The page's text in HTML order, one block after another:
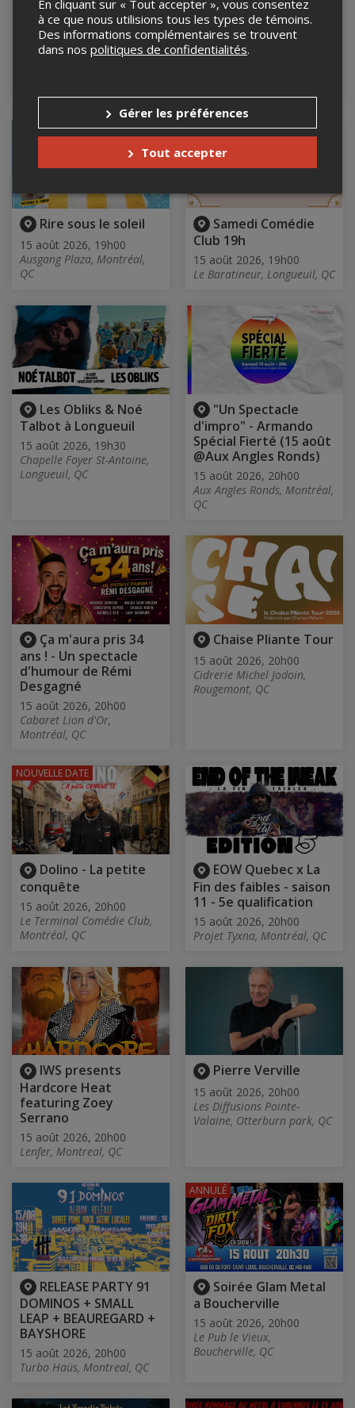
GARDEN OF SHADE
15 août 2026, 19h00
Bar Le Cocktail, Montréal,
Les soirées d'impro
MASKARADE au
CinéMaska
15 août 2026, 19h00
Rire sous le soleil
15 août 2026, 19h00
Ausgang Plaza, Montréal,
QC
Samedi Comédie
Club 19h
15 août 2026, 19h00
Le Baratineur, Longueuil, QC
Les Obliks & Noé
Talbot à Longueuil
15 août 2026, 19h30
Chapelle Foyer St-Antoine,
Longueuil, QC
"Un Spectacle
d'impro" - Armando
Spécial Fierté (15 août
@Aux Angles Ronds)
15 août 2026, 20h00
Aux Angles Ronds, Montréal,
QC
Ça m'aura pris 34
ans ! - Un spectacle
d'humour de Rémi
Desgagné
15 août 2026, 20h00
Cabaret Lion d'Or,
Montréal, QC
Chaise Pliante Tour
15 août 2026, 20h00
Cidrerie Michel Jodoin,
Rougemont, QC
Dolino - La petite
conquête
15 août 2026, 20h00
Le Terminal Comédie Club,
Montréal, QC
NOUVELLE DATE
EOW Quebec x La
Fin des faibles - saison
11 - 5e qualification
15 août 2026, 20h00
Projet Tyxna, Montréal, QC
IWS presents
Hardcore Heat
featuring Zoey
Serrano
15 août 2026, 20h00
Lenfer, Montreal, QC
Pierre Verville
15 août 2026, 20h00
Les Diffusions Pointe-
Valaine, Otterburn park, QC
RELEASE PARTY 91
DOMINOS + SMALL
LEAP + BEAUREGARD +
BAYSHORE
15 août 2026, 20h00
Turbo Haüs, Montreal, QC
Soirée Glam Metal
a Boucherville
15 août 2026, 20h00
Le Pub le Vieux,
Boucherville, QC
ANNULÉ
En cliquant sur « Tout accepter », vous consentez
à ce que nous utilisions tous les types de témoins.
Des informations complémentaires se trouvent
dans nos politiques de confidentialités.
Gérer les préférences
Tout accepter